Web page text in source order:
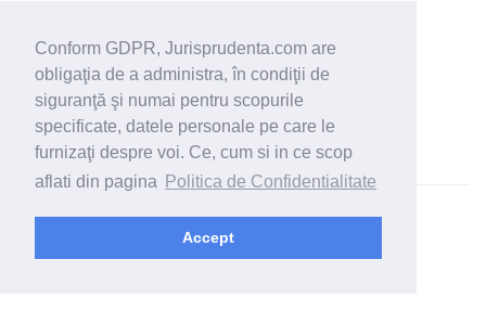
Conform GDPR, Jurisprudenta.com are
obligaţia de a administra, în condiţii de
siguranţă şi numai pentru scopurile
specificate, datele personale pe care le
furnizaţi despre voi. Ce, cum si in ce scop
aflati din pagina
Politica de Confidentialitate
Accept
© 2026 - Jurisprudenta.com -Cautare-Termeni si conditii